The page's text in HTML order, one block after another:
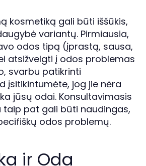
kosmetiką gali būti iššūkis,
variantų. Pirmiausia,
odos tipą (įprastą, sausa,
atsižvelgti į odos problemas
svarbu patikrinti
įsitikintumėte, jog jie nėra
jūsų odai. Konsultavimasis
pat gali būti naudingas,
odos problemų.
ir Oda